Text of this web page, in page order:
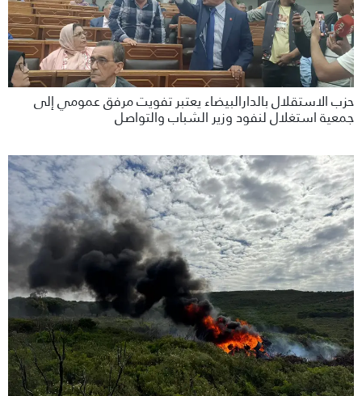
حزب الاستقلال بالدارالبيضاء يعتبر تفويت مرفق عمومي إلى
جمعية استغلال لنفود وزير الشباب والتواصل